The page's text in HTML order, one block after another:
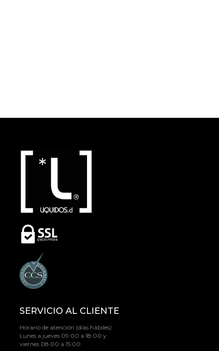
SERVICIO AL CLIENTE
Horario de atención (días hábiles):
Lunes a jueves 09:00 a 18:00 y
viernes 08:00 a 15:00